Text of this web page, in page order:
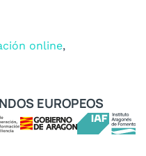
online,
EUROPEOS